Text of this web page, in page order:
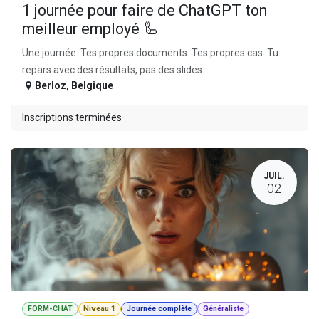
1 journée pour faire de ChatGPT ton
meilleur employé 🦾
Une journée. Tes propres documents. Tes propres cas. Tu
repars avec des résultats, pas des slides.
Berloz, Belgique
Inscriptions terminées
JUIL.
02
FORM-CHAT Niveau 1 Journée complète Généraliste